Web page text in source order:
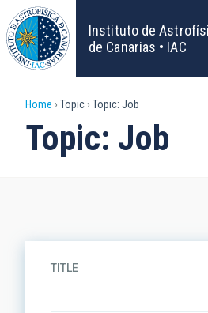
Skip
to
main
content
Instituto de
de Canarias • IAC
Breadcrumb
Home Topic Topic: Job
Topic: Job
TITLE